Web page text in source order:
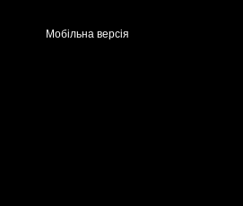
Мобільна версія